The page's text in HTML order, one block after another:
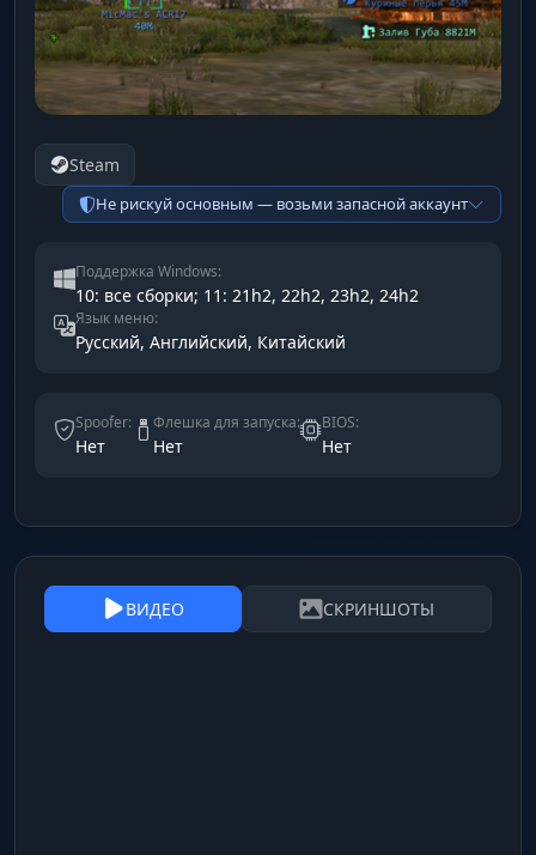
Steam
Не рискуй основным — возьми запасной аккаунт
Поддержка Windows:
10: все сборки; 11: 21h2, 22h2, 23h2, 24h2
Язык меню:
Русский, Английский, Китайский
Spoofer:
Нет
Флешка для запуска:
Нет
BIOS:
Нет
ВИДЕО СКРИНШОТЫ